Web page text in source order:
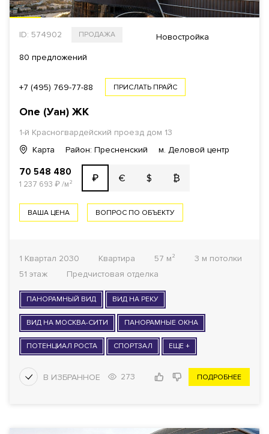
ID: 574902 ПРОДАЖА Новостройка
80 предложений
+7 (495) 769-77-88 ПРИСЛАТЬ ПРАЙС
One (Уан) ЖК
1-й Красногвардейский проезд дом 13
Карта
Район: Пресненский м. Деловой центр
70 548 480
1 237 693 ₽/м² ₽ € $ ₿
ВАША ЦЕНА ВОПРОС ПО ОБЪЕКТУ
1 Квартал 2030 Квартира 57 м²
3 м потолки
51 этаж
Предчистовая отделка
ПАНОРАМНЫЙ ВИД ВИД НА РЕКУ
ВИД НА МОСКВА-СИТИ ПАНОРАМНЫЕ ОКНА
ПОТЕНЦИАЛ РОСТА СПОРТЗАЛ ЕЩЕ +
273 ПОДРОБНЕЕ